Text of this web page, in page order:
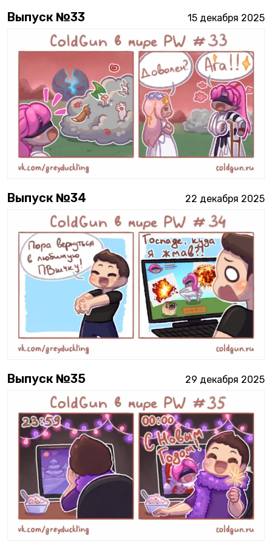
Выпуск №33 15 декабря 2025
Выпуск №34 22 декабря 2025
Выпуск №35 29 декабря 2025